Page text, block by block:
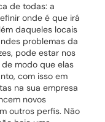
de todas: a
onde é que irá
daqueles locais
problemas da
pode estar nos
modo que elas
com isso em
na sua empresa
novos
outros perfis. Não